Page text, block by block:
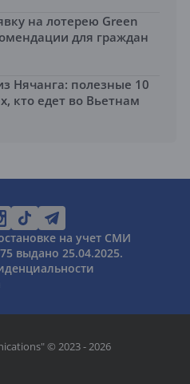
на лотерею Green
для граждан
Нячанга: полезные 10
кто едет во Вьетнам
на учет СМИ
выдано 25.04.2025.
© 2023 - 2026